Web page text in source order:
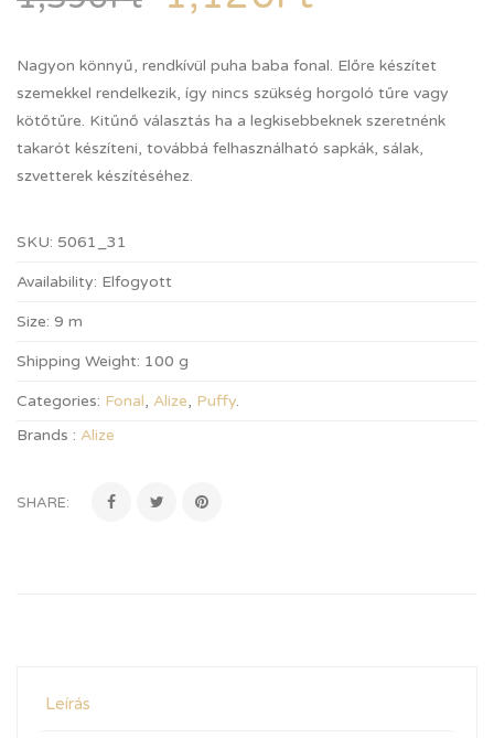
Nagyon könnyű, rendkívül puha baba fonal. Előre készítet
szemekkel rendelkezik, így nincs szükség horgoló tűre vagy
kötőtűre. Kitűnő választás ha a legkisebbeknek szeretnénk
takarót készíteni, továbbá felhasználható sapkák, sálak,
szvetterek készítéséhez.
SKU: 5061_31
Availability: Elfogyott
Size: 9 m
Shipping Weight: 100 g
Categories: Fonal, Alize, Puffy.
Brands : Alize
SHARE:
Leírás